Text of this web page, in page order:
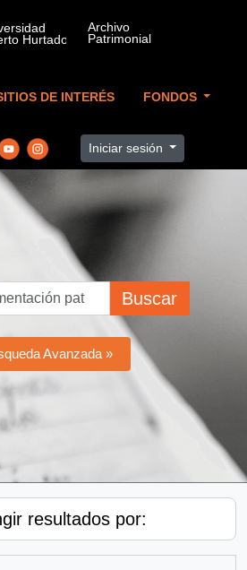
DE INTERÉS FONDOS
Iniciar sesión
Buscar
Avanzada »
resultados por: